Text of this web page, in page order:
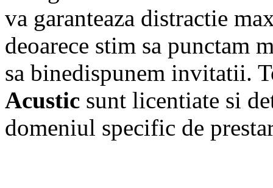
va garanteaza distractie
deoarece stim sa punctam
sa binedispunem invitatii.
Acustic sunt licentiate si
domeniul specific de